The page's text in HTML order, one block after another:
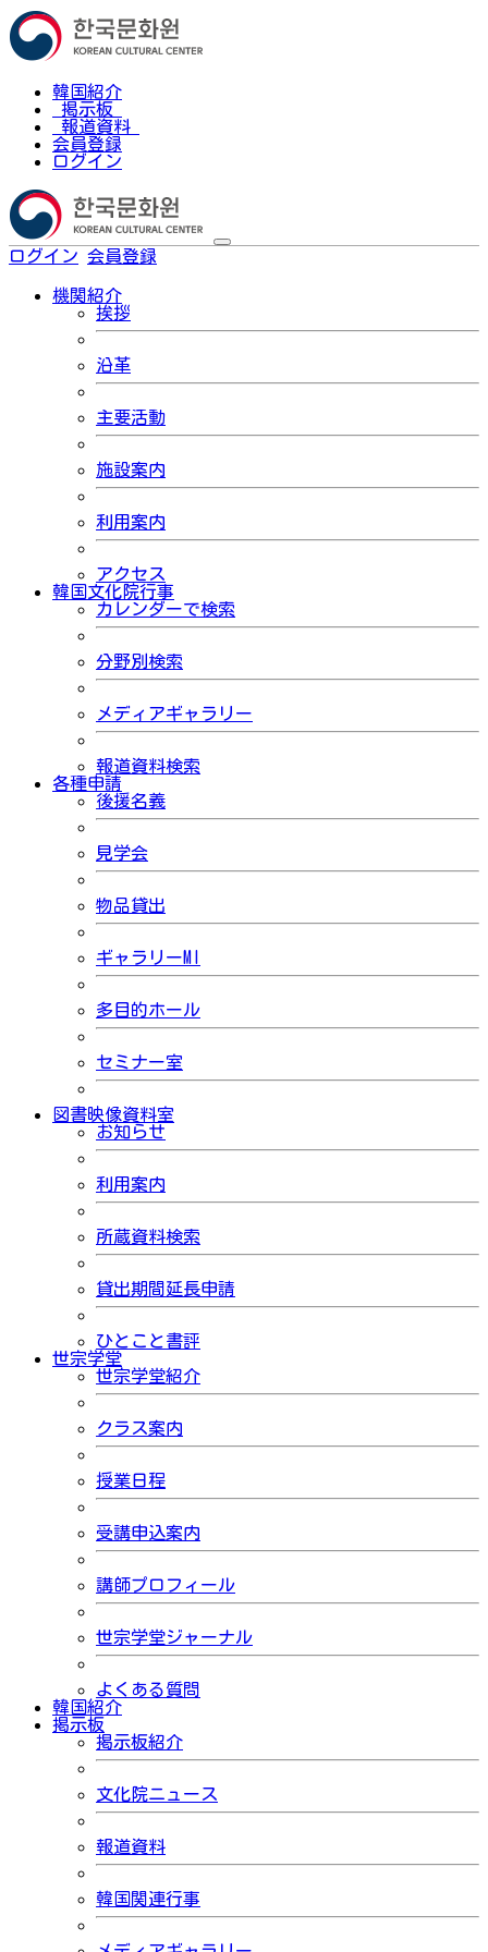
韓国紹介
掲示板
報道資料
会員登録
ログイン
ログイン 会員登録
機関紹介
挨拶
沿革
主要活動
施設案内
利用案内
アクセス
韓国文化院行事
カレンダーで検索
分野別検索
メディアギャラリー
報道資料検索
各種申請
後援名義
見学会
物品貸出
ギャラリーMI
多目的ホール
セミナー室
図書映像資料室
お知らせ
利用案内
所蔵資料検索
貸出期間延長申請
ひとこと書評
世宗学堂
世宗学堂紹介
クラス案内
授業日程
受講申込案内
講師プロフィール
世宗学堂ジャーナル
よくある質問
韓国紹介
掲示板
掲示板紹介
文化院ニュース
報道資料
韓国関連行事